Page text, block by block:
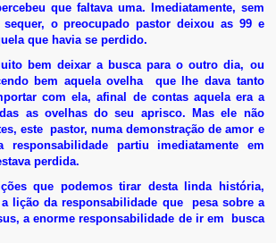
que faltava uma. Imediatamente, sem
o preocupado pastor deixou as 99 e
que havia se perdido.
bem deixar a busca para o outro dia, ou
bem aquela ovelha que lhe dava tanto
com ela, afinal de contas aquela era a
as ovelhas do seu aprisco. Mas ele não
este pastor, numa demonstração de amor e
responsabilidade partiu imediatamente em
perdida.
que podemos tirar desta linda história,
lição da responsabilidade que pesa sobre a
a enorme responsabilidade de ir em busca